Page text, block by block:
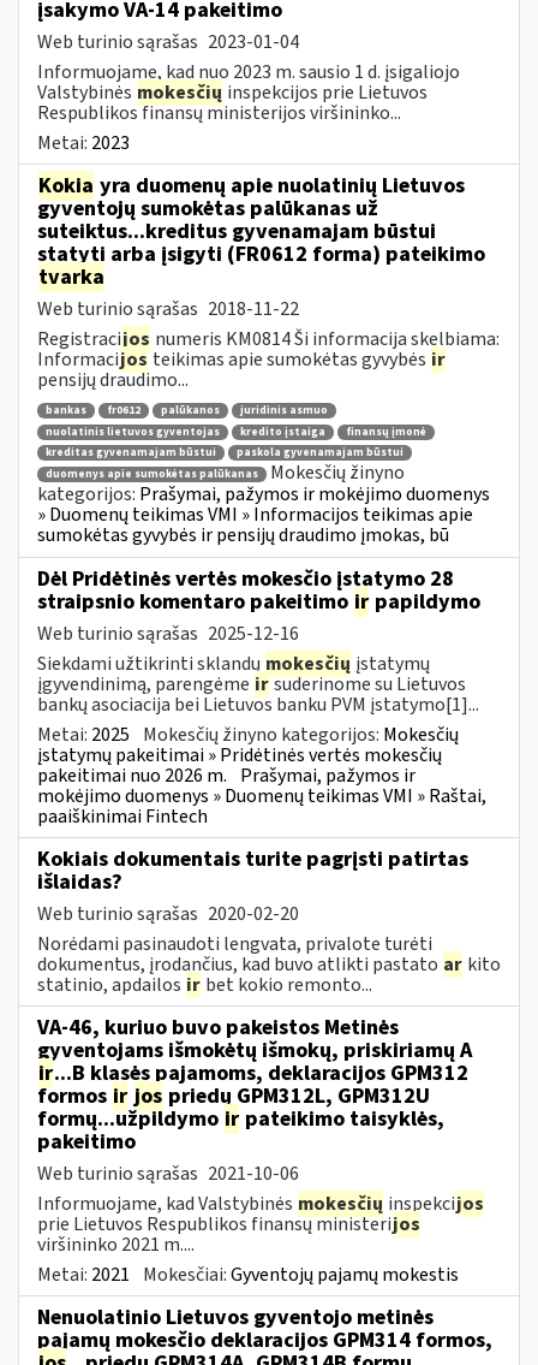
įsakymo VA-14 pakeitimo
Web turinio sąrašas 2023-01-04
Informuojame, kad nuo 2023 m. sausio 1 d. įsigaliojo
Valstybinės mokesčių inspekcijos prie Lietuvos
Respublikos finansų ministerijos viršininko...
Metai: 2023
Kokia yra duomenų apie nuolatinių Lietuvos
gyventojų sumokėtas palūkanas už
suteiktus...kreditus gyvenamajam būstui
statyti arba įsigyti (FR0612 forma) pateikimo
tvarka
Web turinio sąrašas 2018-11-22
Registracijos numeris KM0814 Ši informacija skelbiama:
Informacijosteikimas apie sumokėtas gyvybės ir
pensijų draudimo...
bankas fr0612 palūkanos
juridinis asmuo
nuolatinis lietuvos gyventojas
kredito įstaiga
finansų įmonė
kreditas gyvenamajam būstui
paskola gyvenamajam būstui
duomenys apie sumokėtas palūkanas
Mokesčių žinyno
kategorijos: Prašymai, pažymos ir mokėjimo duomenys
» Duomenų teikimas VMI » Informacijos teikimas apie
sumokėtas gyvybės ir pensijų draudimo įmokas, bū
Dėl Pridėtinės vertės mokesčio įstatymo 28
straipsnio komentaro pakeitimo ir papildymo
Web turinio sąrašas 2025-12-16
Siekdami užtikrinti sklandų mokesčių įstatymų
įgyvendinimą, parengėme irsuderinome su Lietuvos
bankų asociacija bei Lietuvos banku PVM įstatymo[1]...
Metai: 2025 Mokesčių žinyno kategorijos: Mokesčių
įstatymų pakeitimai » Pridėtinės vertės mokesčių
pakeitimai nuo 2026 m. Prašymai, pažymos ir
mokėjimo duomenys » Duomenų teikimas VMI » Raštai,
paaiškinimai Fintech
Kokiais dokumentais turite pagrįsti patirtas
išlaidas?
Web turinio sąrašas 2020-02-20
Norėdami pasinaudoti lengvata, privalote turėti
dokumentus, įrodančius, kad buvo atlikti pastato ar kito
statinio, apdailos ir bet kokio remonto...
VA-46, kuriuo buvo pakeistos Metinės
gyventojams išmokėtų išmokų, priskiriamų A
ir...B klasės pajamoms, deklaracijos GPM312
formos ir jos priedų GPM312L, GPM312U
formų...užpildymo ir pateikimo taisyklės,
pakeitimo
Web turinio sąrašas 2021-10-06
Informuojame, kad Valstybinės mokesčių inspekcijos
prie Lietuvos Respublikos finansų ministerijos
viršininko 2021 m....
Metai: 2021 Mokesčiai:Gyventojų pajamų mokestis
Nenuolatinio Lietuvos gyventojo metinės
pajamų mokesčio deklaracijos GPM314 formos,